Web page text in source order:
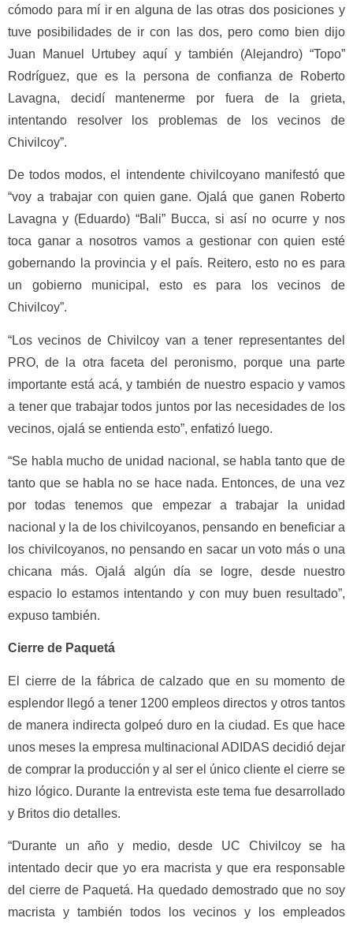
cómodo para mí ir en alguna de las otras dos posiciones y
tuve posibilidades de ir con las dos, pero como bien dijo
Juan Manuel Urtubey aquí y también (Alejandro) “Topo”
Rodríguez, que es la persona de confianza de Roberto
Lavagna, decidí mantenerme por fuera de la grieta,
intentando resolver los problemas de los vecinos de
Chivilcoy”.
De todos modos, el intendente chivilcoyano manifestó que
“voy a trabajar con quien gane. Ojalá que ganen Roberto
Lavagna y (Eduardo) “Bali” Bucca, si así no ocurre y nos
toca ganar a nosotros vamos a gestionar con quien esté
gobernando la provincia y el país. Reitero, esto no es para
un gobierno municipal, esto es para los vecinos de
Chivilcoy”.
“Los vecinos de Chivilcoy van a tener representantes del
PRO, de la otra faceta del peronismo, porque una parte
importante está acá, y también de nuestro espacio y vamos
a tener que trabajar todos juntos por las necesidades de los
vecinos, ojalá se entienda esto”, enfatizó luego.
“Se habla mucho de unidad nacional, se habla tanto que de
tanto que se habla no se hace nada. Entonces, de una vez
por todas tenemos que empezar a trabajar la unidad
nacional y la de los chivilcoyanos, pensando en beneficiar a
los chivilcoyanos, no pensando en sacar un voto más o una
chicana más. Ojalá algún día se logre, desde nuestro
espacio lo estamos intentando y con muy buen resultado”,
expuso también.
Cierre de Paquetá
El cierre de la fábrica de calzado que en su momento de
esplendor llegó a tener 1200 empleos directos y otros tantos
de manera indirecta golpeó duro en la ciudad. Es que hace
unos meses la empresa multinacional ADIDAS decidió dejar
de comprar la producción y al ser el único cliente el cierre se
hizo lógico. Durante la entrevista este tema fue desarrollado
y Britos dio detalles.
“Durante un año y medio, desde UC Chivilcoy se ha
intentado decir que yo era macrista y que era responsable
del cierre de Paquetá. Ha quedado demostrado que no soy
macrista y también todos los vecinos y los empleados